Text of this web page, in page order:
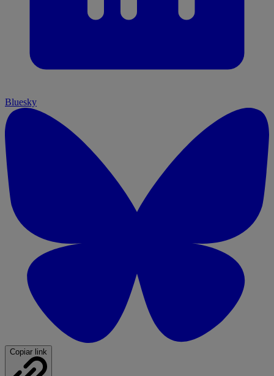
Bluesky
Copiar link